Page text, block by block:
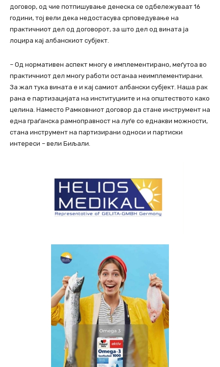
договор, од чие потпишување денеска се одбележуваат 16
години, тој вели дека недостасува срповедување на
практичниот дел од договорот, за што дел од вината ја
лоцира кај албанскиот субјект.
– Од нормативен аспект многу е имплементирано, меѓутоа во
практичниот дел многу работи останаа неимплементирани.
За жал тука вината е и кај самиот албански субјект. Наша рак
рана е партизацијата на институциите и на општеството како
целина. Наместо Рамковниот договор да стане инструмент на
една граѓанска рамноправност на луѓе со еднакви можности,
стана инструмент на партизирани односи и партиски
интереси – вели Биљали.